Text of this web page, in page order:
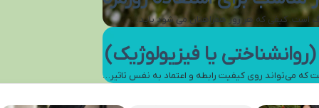
است. کیفی که هر روز همراهتان می شود باید…
یا فیزیولوژیک)
که می‌تواند روی کیفیت رابطه و اعتماد به نفس تاثیر…